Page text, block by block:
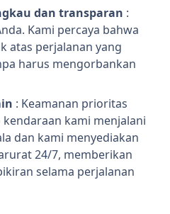
dan transparan :
Kami percaya bahwa
atas perjalanan yang
harus mengorbankan
: Keamanan prioritas
kami menjalani
dan kami menyediakan
24/7, memberikan
selama perjalanan